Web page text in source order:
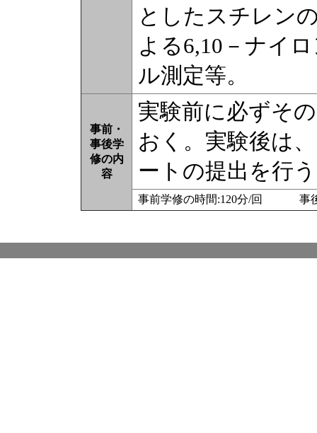
としたスチレン
よる6,10－ナイ
ル測定等。
事前・
事後学
修の内
容
実験前に必ずそ
おく。実験後は
ートの提出を行
事前学修の時間:120分/回 事後